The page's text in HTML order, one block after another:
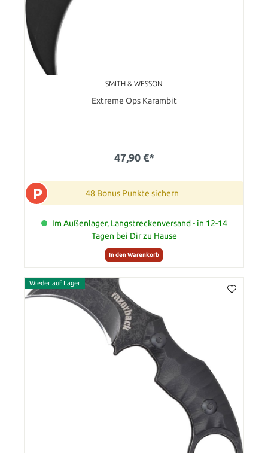
SMITH & WESSON
Extreme Ops Karambit
47,90 €*
P 48 Bonus Punkte sichern
Im Außenlager, Langstreckenversand - in 12-14
Tagen bei Dir zu Hause
In den Warenkorb
Wieder auf Lager